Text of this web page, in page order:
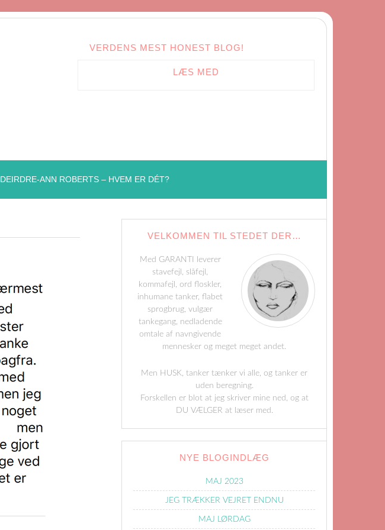
VERDENS MEST HONEST BLOG!
LÆS MED
DEIRDRE-ANN ROBERTS – HVEM ER DÉT?
VELKOMMEN TIL STEDET DER…
Med GARANTI leverer
stavefejl, slåfejl,
kommafejl, ord floskler,
inhumane tanker, flabet
sprogbrug, vulgær
tankegang, nedladende
omtale af navngivende
mennesker og meget meget andet.
Men HUSK, tanker tænker vi alle, og tanker er
uden beregning.
Forskellen er blot at jeg skriver mine ned, og at
DU VÆLGER at læser med.
NYE BLOGINDLÆG
MAJ 2023
JEG TRÆKKER VEJRET ENDNU
MAJ LØRDAG